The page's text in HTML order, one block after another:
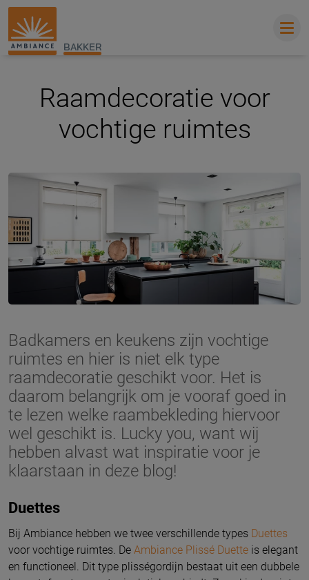
BAKKER
Raamdecoratie voor
vochtige ruimtes
Badkamers en keukens zijn vochtige
ruimtes en hier is niet elk type
raamdecoratie geschikt voor. Het is
daarom belangrijk om je vooraf goed in
te lezen welke raambekleding hiervoor
wel geschikt is. Lucky you, want wij
hebben alvast wat inspiratie voor je
klaarstaan in deze blog!
Duettes
Bij Ambiance hebben we twee verschillende types Duettes
voor vochtige ruimtes. De Ambiance Plissé Duette is elegant
en functioneel. Dit type plisségordijn bestaat uit een dubbele